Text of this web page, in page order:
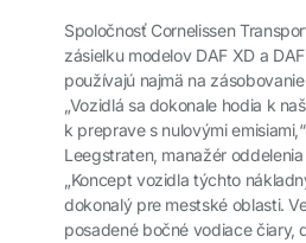
Spoločnosť Cornelissen
zásielku modelov DAF XD a
používajú najmä na
„Vozidlá sa dokonale hodia k
k preprave s nulovými
Leegstraten, manažér
„Koncept vozidla týchto
dokonalý pre mestské oblasti.
posadené bočné vodiace čiary,